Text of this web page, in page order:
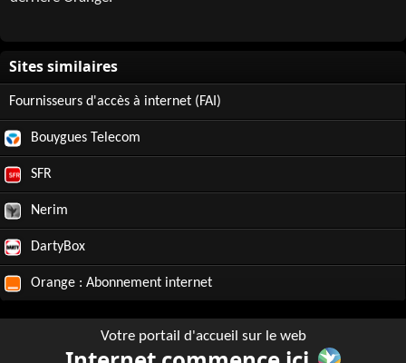
Fournisseurs d'accès à internet (FAI)
Bouygues Telecom
SFR
Nerim
DartyBox
Orange : Abonnement internet
Votre portail d'accueil sur le web